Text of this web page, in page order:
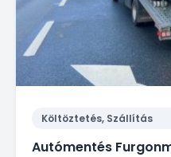
Költöztetés, Szállítás